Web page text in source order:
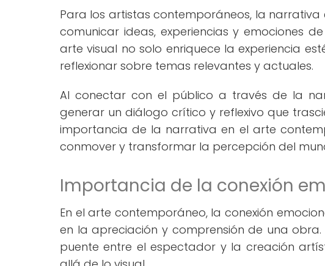
Para los artistas contemporáneos, la
comunicar ideas, experiencias y emociones
arte visual no solo enriquece la experiencia
reflexionar sobre temas relevantes y actuales.
Al conectar con el público a través de la
generar un diálogo crítico y reflexivo que
importancia de la narrativa en el arte
conmover y transformar la percepción del
Importancia de la conexión
En el arte contemporáneo, la conexión
en la apreciación y comprensión de una
puente entre el espectador y la creación